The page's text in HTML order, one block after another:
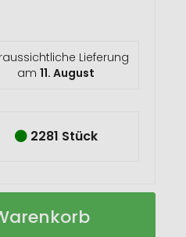
Lieferung
am11. August
2281 Stück